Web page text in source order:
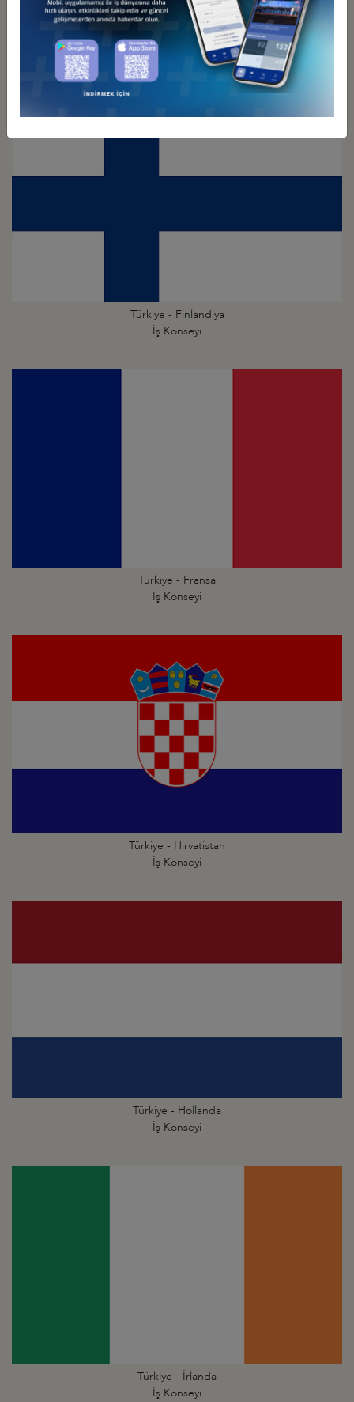
Türkiye - Estonya
Türkiye - Finlandiya
İş Konseyi
Türkiye - Fransa
İş Konseyi
Türkiye - Hırvatistan
İş Konseyi
Türkiye - Hollanda
İş Konseyi
Türkiye - İrlanda
İş Konseyi